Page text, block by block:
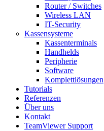
Router / Switches
Wireless LAN
IT-Security
Kassensysteme
Kassenterminals
Handhelds
Peripherie
Software
Komplettlösungen
Tutorials
Referenzen
Über uns
Kontakt
TeamViewer Support